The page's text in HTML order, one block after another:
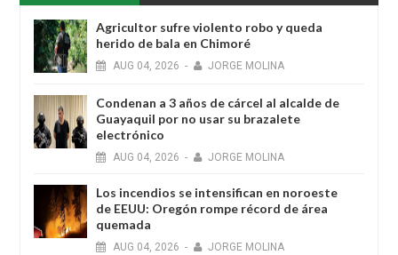
Agricultor sufre violento robo y queda
herido de bala en Chimoré
AUG 04, 2026 - JORGE MOLINA
Condenan a 3 años de cárcel al alcalde de
Guayaquil por no usar su brazalete
electrónico
AUG 04, 2026 - JORGE MOLINA
Los incendios se intensifican en noroeste
de EEUU: Oregón rompe récord de área
quemada
AUG 04, 2026 - JORGE MOLINA